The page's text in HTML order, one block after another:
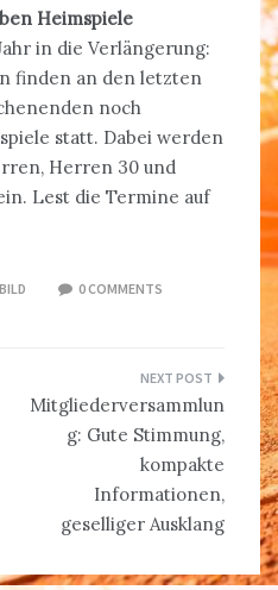
Heimspiele
in die Verlängerung:
finden an den letzten
noch
statt. Dabei werden
Herren 30 und
Lest die Termine auf
0 COMMENTS
Mitgliederversammlun
g: Gute Stimmung,
kompakte
Informationen,
geselliger Ausklang